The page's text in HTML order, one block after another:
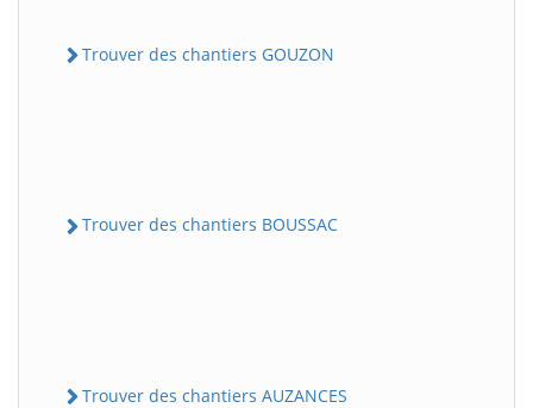
Trouver des chantiers GOUZON
Trouver des chantiers BOUSSAC
Trouver des chantiers AUZANCES